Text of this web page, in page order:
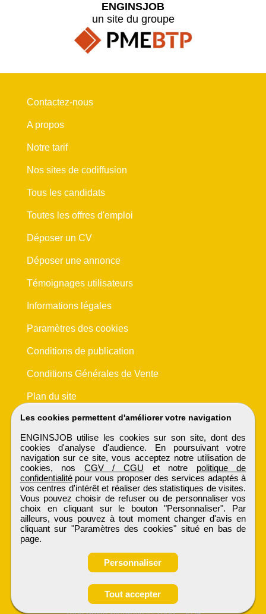
Les cookies permettent d'améliorer votre navigation
ENGINSJOB utilise les cookies sur son site, dont des
cookies d'analyse d'audience. En poursuivant votre
navigation sur ce site, vous acceptez notre utilisation de
cookies, nos CGV / CGU et notre politique de
confidentialitépour vous proposer des services adaptés à
vos centres d'intérêt et réaliser des statistiques de visites.
Vous pouvez choisir de refuser ou de personnaliser vos
choix en cliquant sur le bouton "Personnaliser". Par
ailleurs, vous pouvez à tout moment changer d'avis en
cliquant sur "Paramètres des cookies" situé en bas de
page.
Personnaliser
Tout accepter
ENGINSJOB
un site du groupe
Contactez-nous
A propos
Notre tarif
Nos sites de codiffusion
Tous les candidats
Toutes les offres d'emploi
Déposer un CV
Déposer une annonce
Témoignages utilisateurs
Informations légales
Paramètres des cookies
Conditions de publication
Conditions Générales de Vente
Plan du site
ENGINSJOB